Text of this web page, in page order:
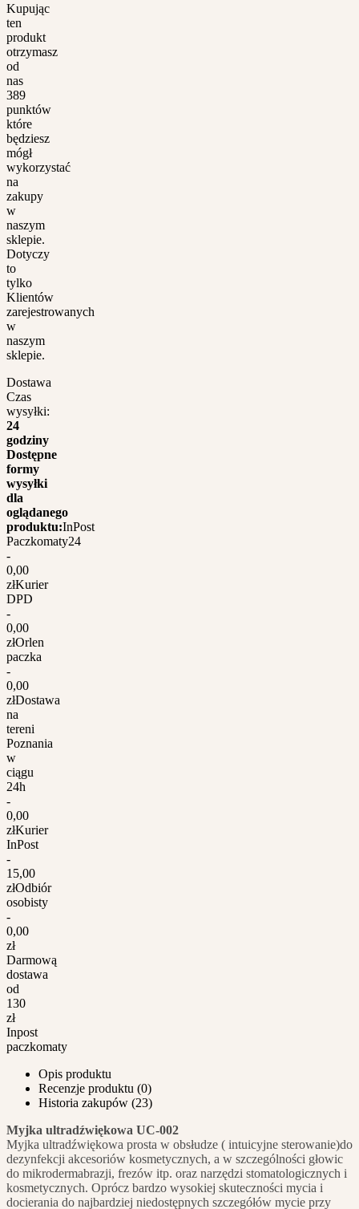
Kupując
ten
produkt
otrzymasz
od
nas
389
punktów
które
będziesz
mógł
wykorzystać
na
zakupy
w
naszym
sklepie.
Dotyczy
to
tylko
Klientów
zarejestrowanych
w
naszym
sklepie.
Dostawa
Czas
wysyłki:
24
godziny
Dostępne
formy
wysyłki
dla
oglądanego
produktu:InPost
Paczkomaty24
-
0,00
złKurier
DPD
-
0,00
złOrlen
paczka
-
0,00
złDostawa
na
tereni
Poznania
w
ciągu
24h
-
0,00
złKurier
InPost
-
15,00
złOdbiór
osobisty
-
0,00
zł
Darmową
dostawa
od
130
zł
Inpost
paczkomaty
Opis produktu
Recenzje produktu (0)
Historia zakupów (23)
Myjka ultradźwiękowa UC-002
Myjka ultradźwiękowa prosta w obsłudze ( intuicyjne sterowanie)do
dezynfekcji akcesoriów kosmetycznych, a w szczególności głowic
do mikrodermabrazji, frezów itp. oraz narzędzi stomatologicznych i
kosmetycznych. Oprócz bardzo wysokiej skuteczności mycia i
docierania do najbardziej niedostępnych szczegółów mycie przy